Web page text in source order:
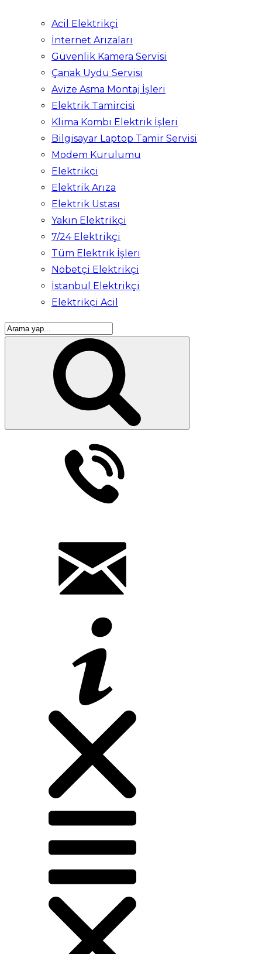
Acil Elektrikçi
İnternet Arızaları
Güvenlik Kamera Servisi
Çanak Uydu Servisi
Avize Asma Montaj İşleri
Elektrik Tamircisi
Klima Kombi Elektrik İşleri
Bilgisayar Laptop Tamir Servisi
Modem Kurulumu
Elektrikçi
Elektrik Arıza
Elektrik Ustası
Yakın Elektrikçi
7/24 Elektrikçi
Tüm Elektrik İşleri
Nöbetçi Elektrikçi
İstanbul Elektrikçi
Elektrikçi Acil